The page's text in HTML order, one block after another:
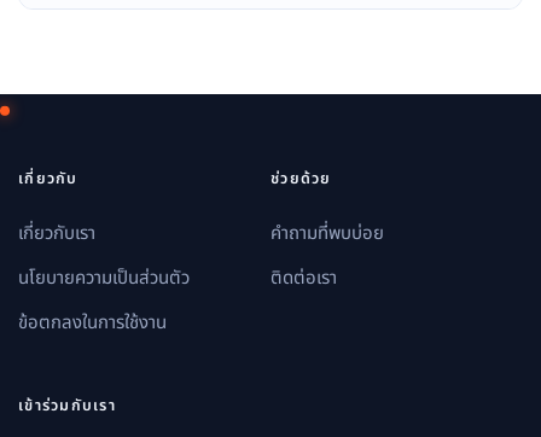
เกี่ยวกับ
เกี่ยวกับเรา
นโยบายความเป็นส่วนตัว
ข้อตกลงในการใช้งาน
ช่วยด้วย
คำถามที่พบบ่อย
ติดต่อเรา
เข้าร่วมกับเรา